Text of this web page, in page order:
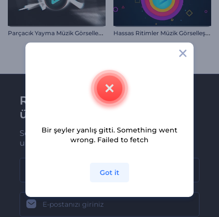
P
arçacık Yayma Müzik Görselleştirici H
assas Ritimler Müzik Görselleştirici
Renderforest bültenine
üye olun
Son haber ve tekliflerimiz ilk olarak size
ulaşsın
Bir şeyler yanlış gitti. Something went
wrong. Failed to fetch
Got it